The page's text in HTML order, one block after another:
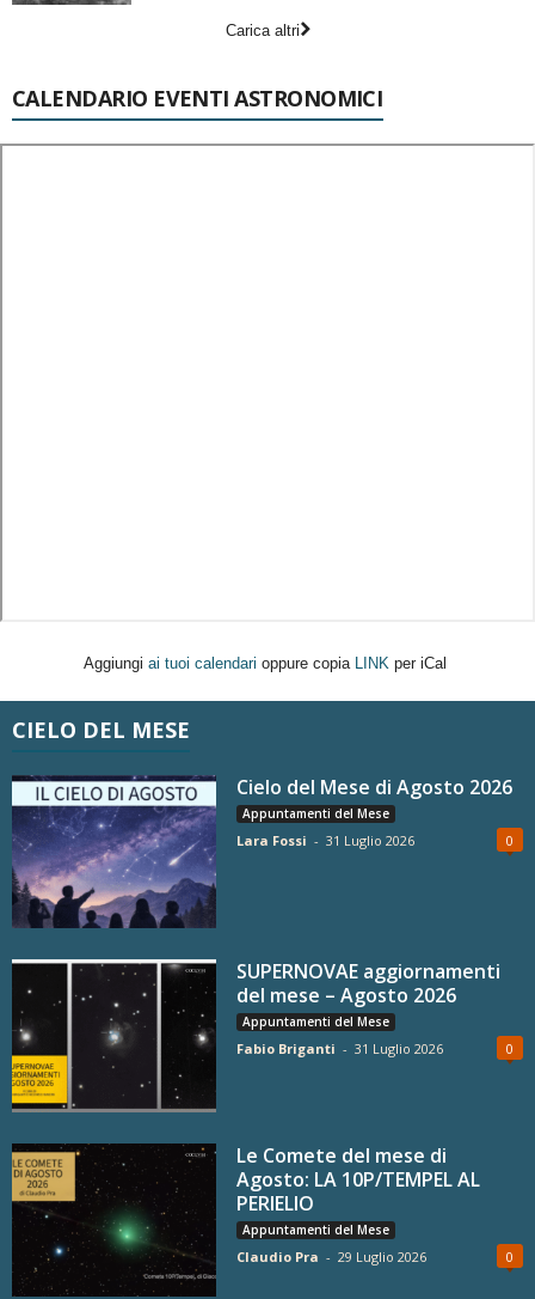
Carica altri
CALENDARIO EVENTI ASTRONOMICI
Aggiungi ai tuoi calendari oppure copia LINK per iCal
CIELO DEL MESE
Cielo del Mese di Agosto 2026
Appuntamenti del Mese
Lara Fossi - 31 Luglio 2026 0
SUPERNOVAE aggiornamenti
del mese – Agosto 2026
Appuntamenti del Mese
Fabio Briganti - 31 Luglio 2026 0
Le Comete del mese di
Agosto: LA 10P/TEMPEL AL
PERIELIO
Appuntamenti del Mese
Claudio Pra - 29 Luglio 2026 0